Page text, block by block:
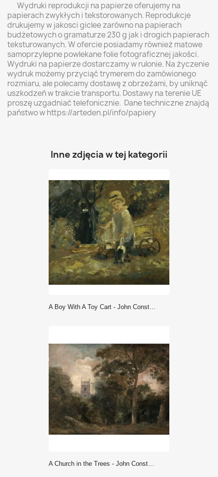
Wydruki reprodukcji na papierze oferujemy na
papierach zwykłych i tekstorowanych. Reprodukcje
drukujemy w jakosci giclee zarówno na papierach
budżetowych o gramaturze 230 g jak i drogich papierach
teksturowanych. W ofercie posiadamy również matowe
samoprzylepne powlekane folie fotograficznej jakości.
Wydruki na papierze dostarczamy w rulonie. Na życzenie
wydruk możemy przyciąć trymerem do zamówionego
rozmiaru, ale polecamy dostawę z obrzeżami, by uniknąć
uszkodzeń w trakcie transportu. Dostawy na terenie UE
proszę uzgadniać telefonicznie. Dane techniczne znajdą
państwo w https://arteden.pl/info/papiery
Inne zdjęcia w tej kategorii
A Boy With A Toy Cart - John Constable
A Church in the Trees - John Constable